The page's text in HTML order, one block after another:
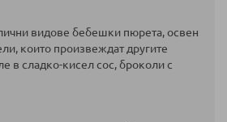
видове бебешки пюрета, освен
които произвеждат другите
в сладко-кисел сос, броколи с